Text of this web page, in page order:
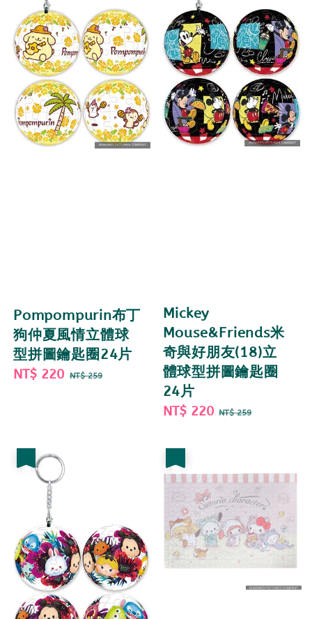
Pompompurin布丁
狗仲夏風情立體球
型拼圖鑰匙圈24片
Sale
NT$ 220 Regular
NT$ 259
Mickey
Mouse&Friends米
奇與好朋友(18)立
體球型拼圖鑰匙圈
24片
Sale
NT$ 220 Regular
NT$ 259